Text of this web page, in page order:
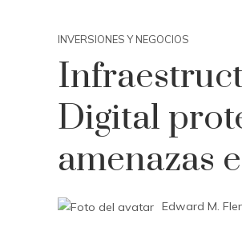
INVERSIONES Y NEGOCIOS
Digital
amenazas
Edward M.